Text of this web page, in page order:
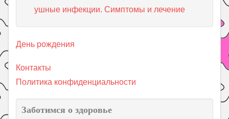
ушные инфекции. Симптомы и лечение
День рождения
Контакты
Политика конфиденциальности
Заботимся о здоровье